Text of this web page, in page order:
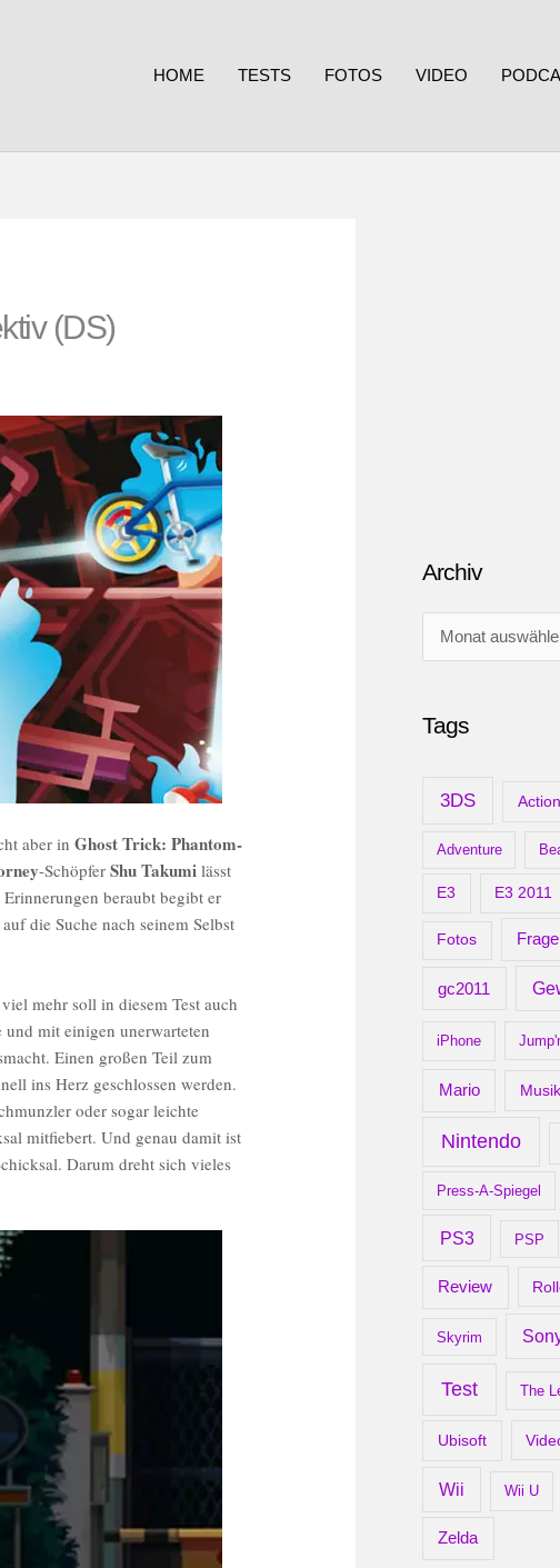
HOME TESTS FOTOS VIDEO
(DS)
aber inGhost Trick: Phantom-
-SchöpferShu Takumi lässt
beraubt begibt er
auf die Suche nach seinem Selbst
mehr soll in diesem Test auch
mit einigen unerwarteten
Einen großen Teil zum
ins Herz geschlossen werden.
oder sogar leichte
mitfiebert. Und genau damit ist
Darum dreht sich vieles
Archiv
r
Tags
3DS Action
Adventure
E3 E3 2011
Fotos
gc2011
iPhone
Mario Musik
Nintendo
Press-A-Spiegel
PS3 PSP
Review
Skyrim
Test The
Ubisoft
Wii Wii U
Zelda